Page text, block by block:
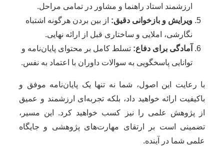
ارزشمند استاد راهنما و مشاور در تمامی مراحل.
ویرایش و بازخوانی دقیق: از بین بردن هرگونه اشتباه
نگارشی، املایی و ساختاری قبل از ارائه نهایی.
آمادگی برای دفاع: تسلط کامل بر محتوای پایان‌نامه و
توانایی پاسخگویی به سوالات داوران با اعتماد به نفس.
با رعایت این اصول، شما نه تنها یک پایان‌نامه موفق و
باکیفیت ارائه خواهید داد، بلکه تجربه‌ای ارزشمند و عمیق
از پژوهش علمی را نیز کسب خواهید کرد. این مسیر،
تضمینی است بر ارتقای مهارت‌های پژوهشی و جایگاه
علمی شما در آینده.